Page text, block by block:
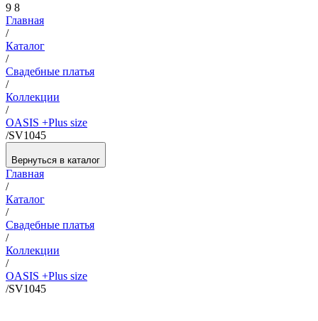
9 8
Главная
/
Каталог
/
Свадебные платья
/
Коллекции
/
OASIS +Plus size
/SV1045
Вернуться в каталог
Главная
/
Каталог
/
Свадебные платья
/
Коллекции
/
OASIS +Plus size
/SV1045